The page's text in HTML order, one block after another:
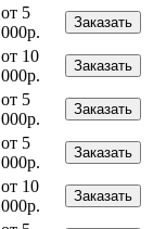
от 5
000р.
Заказать
от 10
000р.
Заказать
от 5
000р.
Заказать
от 5
000р.
Заказать
от 10
000р.
Заказать